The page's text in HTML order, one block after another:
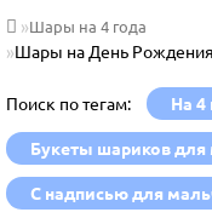
Шары на 4 года
Шары на День Рождения
Поиск по тегам: На 4
Букеты шариков для
С надписью для